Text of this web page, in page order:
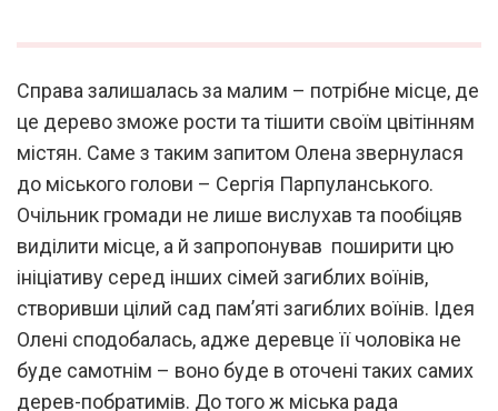
Справа залишалась за малим – потрібне місце, де
це дерево зможе рости та тішити своїм цвітінням
містян. Саме з таким запитом Олена звернулася
до міського голови – Сергія Парпуланського.
Очільник громади не лише вислухав та пообіцяв
виділити місце, а й запропонував поширити цю
ініціативу серед інших сімей загиблих воїнів,
створивши цілий сад пам’яті загиблих воїнів. Ідея
Олені сподобалась, адже деревце її чоловіка не
буде самотнім – воно буде в оточені таких самих
дерев-побратимів. До того ж міська рада